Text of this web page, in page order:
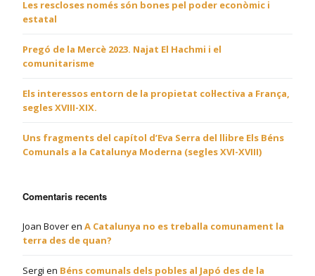
Les rescloses només són bones pel poder econòmic i
estatal
Pregó de la Mercè 2023. Najat El Hachmi i el
comunitarisme
Els interessos entorn de la propietat col·lectiva a França,
segles XVIII-XIX.
Uns fragments del capítol d’Eva Serra del llibre Els Béns
Comunals a la Catalunya Moderna (segles XVI-XVIII)
Comentaris recents
Joan Boveren A Catalunya no es treballa comunament la
terra des de quan?
Sergi en Béns comunals dels pobles al Japó des de la